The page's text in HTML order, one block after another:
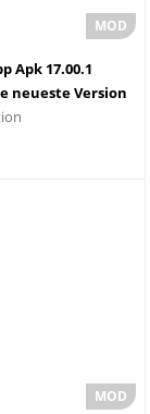
Apk 17.00.1
neueste Version